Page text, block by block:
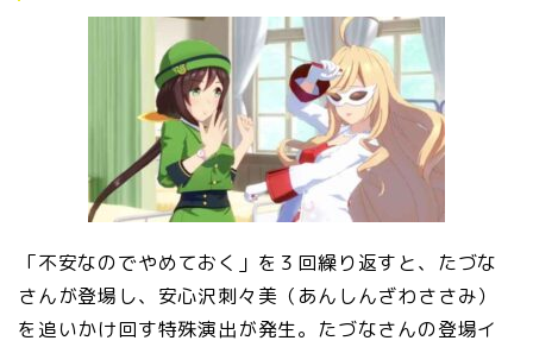
「不安なのでやめておく」を３回繰り返すと、たづな
さんが登場し、安心沢刺々美（あんしんざわささみ）
を追いかけ回す特殊演出が発生。たづなさんの登場イ